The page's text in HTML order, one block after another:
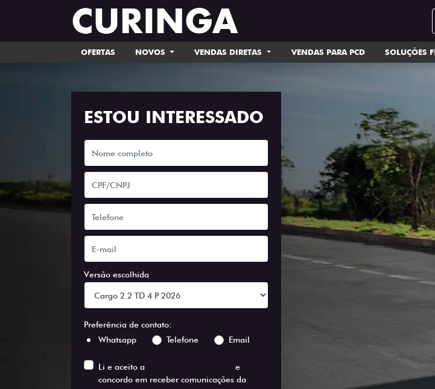
OFERTAS NOVOS VENDAS DIRETAS VENDAS PARA PCD SOLUÇÕES
ESTOU INTERESSADO
Versão escolhida
Preferência de contato:
Whatsapp
Telefone Email
Li e aceito a
e
concordo em receber comunicações da